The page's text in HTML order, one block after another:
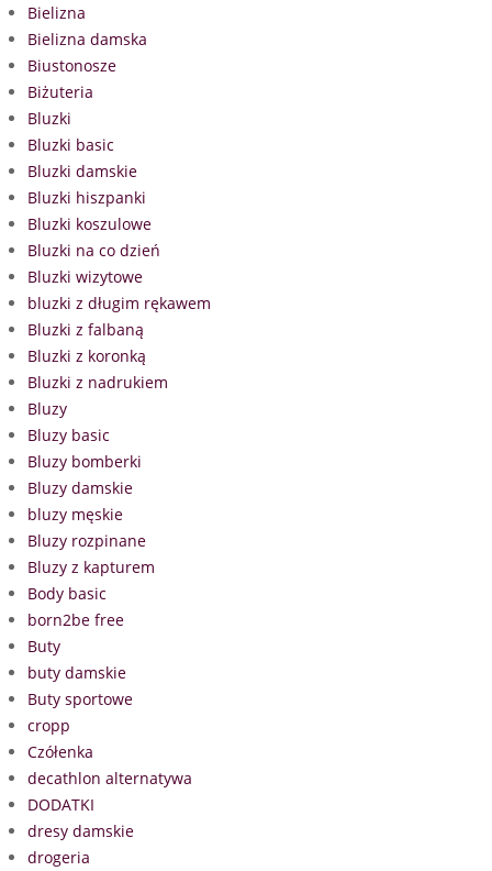
Bielizna
Bielizna damska
Biustonosze
Biżuteria
Bluzki
Bluzki basic
Bluzki damskie
Bluzki hiszpanki
Bluzki koszulowe
Bluzki na co dzień
Bluzki wizytowe
bluzki z długim rękawem
Bluzki z falbaną
Bluzki z koronką
Bluzki z nadrukiem
Bluzy
Bluzy basic
Bluzy bomberki
Bluzy damskie
bluzy męskie
Bluzy rozpinane
Bluzy z kapturem
Body basic
born2be free
Buty
buty damskie
Buty sportowe
cropp
Czółenka
decathlon alternatywa
DODATKI
dresy damskie
drogeria